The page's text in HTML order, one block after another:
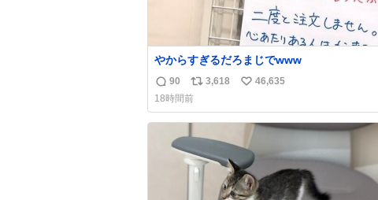
やからすぎるだろまじでwww
返
信
数
90
リ
ポ
ス
ト
数
3,618
い
ね
46,635
18時間前